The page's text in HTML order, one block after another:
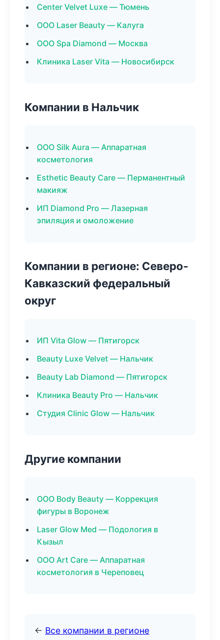
Center Velvet Luxe — Тюмень
ООО Laser Beauty — Калуга
ООО Spa Diamond — Москва
Клиника Laser Vita — Новосибирск
Компании в Нальчик
ООО Silk Aura — Аппаратная
косметология
Esthetic Beauty Care — Перманентный
макияж
ИП Diamond Pro — Лазерная
эпиляция и омоложение
Компании в регионе: Северо-
Кавказский федеральный
округ
ИП Vita Glow — Пятигорск
Beauty Luxe Velvet — Нальчик
Beauty Lab Diamond — Пятигорск
Клиника Beauty Pro — Нальчик
Студия Clinic Glow — Нальчик
Другие компании
ООО Body Beauty — Коррекция
фигуры в Воронеж
Laser Glow Med — Подология в
Кызыл
ООО Art Care — Аппаратная
косметология в Череповец
← Все компании в регионе